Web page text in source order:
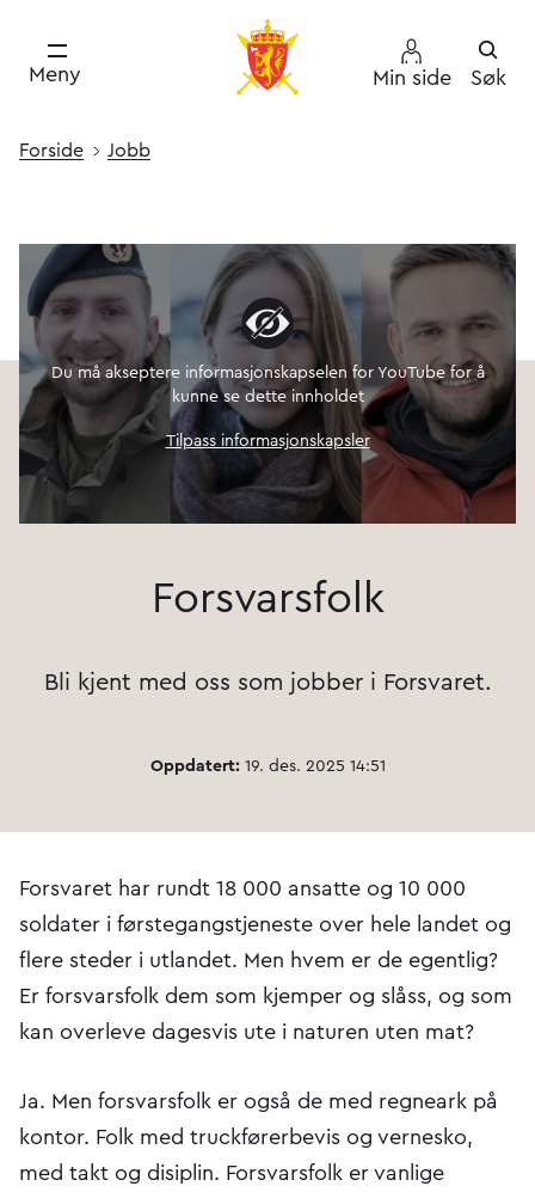
Meny Min side Søk
Forside Jobb
Du må akseptere informasjonskapselen for YouTube for å
kunne se dette innholdet
Tilpass informasjonskapsler
Forsvarsfolk
Bli kjent med oss som jobber i Forsvaret.
Oppdatert:19. des. 2025 14:51
Forsvaret har rundt 18 000 ansatte og 10 000
soldater i førstegangstjeneste over hele landet og
flere steder i utlandet. Men hvem er de egentlig?
Er forsvarsfolk dem som kjemper og slåss, og som
kan overleve dagesvis ute i naturen uten mat?
Ja. Men forsvarsfolk er også de med regneark på
kontor. Folk med truckførerbevis og vernesko,
med takt og disiplin. Forsvarsfolk er vanlige